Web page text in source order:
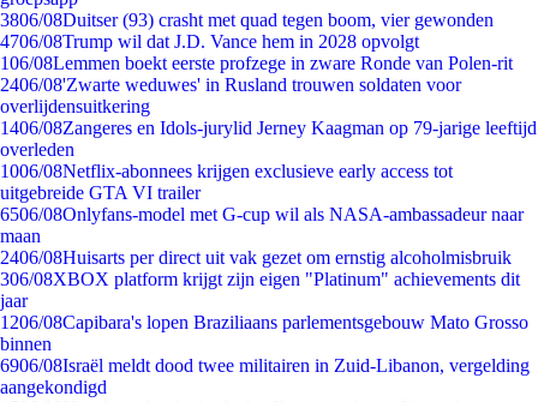
3806/08Duitser (93) crasht met quad tegen boom, vier gewonden
4706/08Trump wil dat J.D. Vance hem in 2028 opvolgt
106/08Lemmen boekt eerste profzege in zware Ronde van Polen-rit
2406/08'Zwarte weduwes' in Rusland trouwen soldaten voor
overlijdensuitkering
1406/08Zangeres en Idols-jurylid Jerney Kaagman op 79-jarige leeftijd
overleden
1006/08Netflix-abonnees krijgen exclusieve early access tot
uitgebreide GTA VI trailer
6506/08Onlyfans-model met G-cup wil als NASA-ambassadeur naar
maan
2406/08Huisarts per direct uit vak gezet om ernstig alcoholmisbruik
306/08XBOX platform krijgt zijn eigen "Platinum" achievements dit
jaar
1206/08Capibara's lopen Braziliaans parlementsgebouw Mato Grosso
binnen
6906/08Israël meldt dood twee militairen in Zuid-Libanon, vergelding
aangekondigd